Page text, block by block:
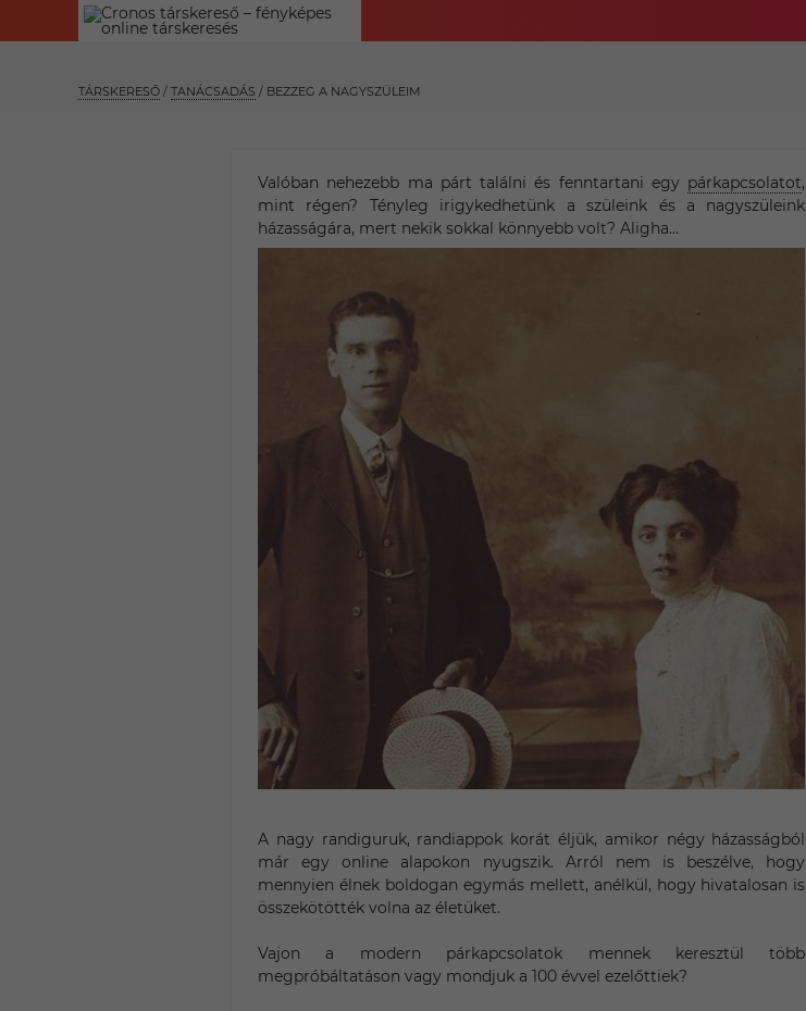
TÁRSKERESŐ / TANÁCSADÁS / BEZZEG A NAGYSZÜLEIM
Valóban nehezebb ma párt találni és fenntartani egy párkapcsolatot,
mint régen? Tényleg irigykedhetünk a szüleink és a nagyszüleink
házasságára, mert nekik sokkal könnyebb volt? Aligha…
A nagy randiguruk, randiappok korát éljük, amikor négy házasságból
már egy online alapokon nyugszik. Arról nem is beszélve, hogy
mennyien élnek boldogan egymás mellett, anélkül, hogy hivatalosan is
összekötötték volna az életüket.
Vajon a modern párkapcsolatok mennek keresztül több
megpróbáltatáson vagy mondjuk a 100 évvel ezelőttiek?